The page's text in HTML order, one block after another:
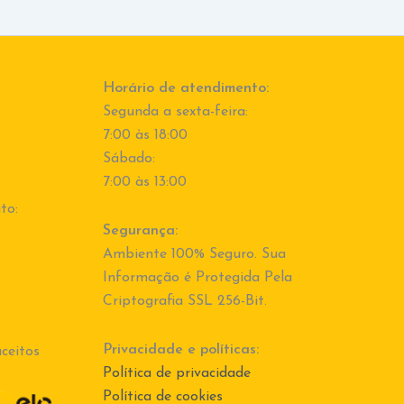
Horário de atendimento:
Segunda a sexta-feira:
7:00 às 18:00
Sábado:
7:00 às 13:00
Segurança:
Ambiente 100% Seguro. Sua
Informação é Protegida Pela
Criptografia SSL 256-Bit.
Privacidade e políticas:
Política de privacidade
Política de cookies